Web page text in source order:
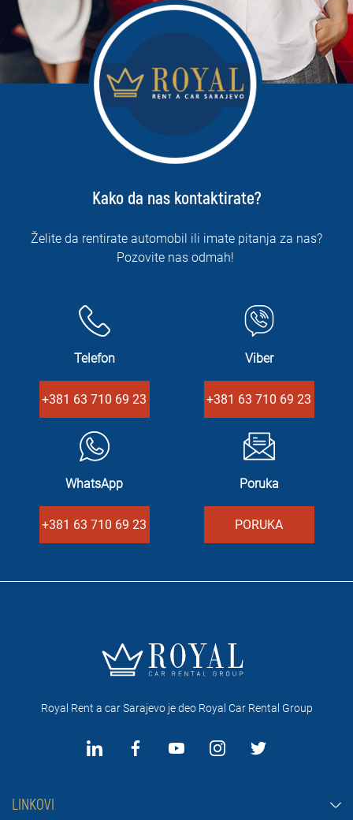
Kako da nas kontaktirate?
Želite da rentirate automobil ili imate pitanja za nas?
Pozovite nas odmah!
Telefon
+381 63 710 69 23
Viber
+381 63 710 69 23
WhatsApp
+381 63 710 69 23
Poruka
PORUKA
Royal Rent a car Sarajevo je deo Royal Car Rental Group
LINKOVI